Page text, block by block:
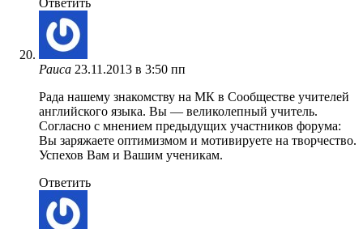
Раиса 23.11.2013 в 3:50 пп
Рада нашему знакомству на МК в Сообществе учителей
английского языка. Вы — великолепный учитель.
Согласно с мнением предыдущих участников форума:
Вы заряжаете оптимизмом и мотивируете на творчество.
Успехов Вам и Вашим ученикам.
Ответить